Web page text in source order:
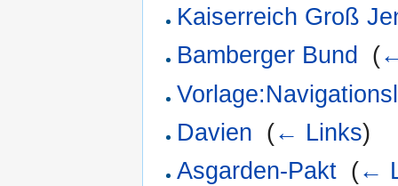
Kaiserreich Groß
Bamberger Bund
(
Davien (← Links)
Asgarden-Pakt (←